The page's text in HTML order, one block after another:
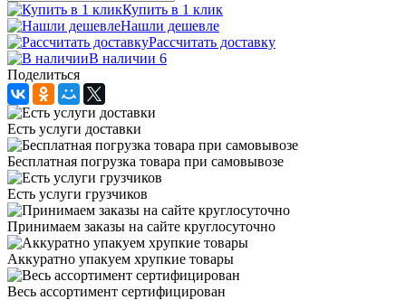
Купить в 1 клик
Нашли дешевле
Рассчитать доставку
В наличии 6
Поделиться
Есть услуги доставки
Бесплатная погрузка товара при самовывозе
Есть услуги грузчиков
Принимаем заказы на сайте круглосуточно
Аккуратно упакуем хрупкие товары
Весь ассортимент сертифицирован